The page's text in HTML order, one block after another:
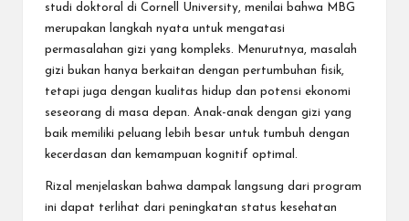
studi doktoral di Cornell University, menilai bahwa MBG
merupakan langkah nyata untuk mengatasi
permasalahan gizi yang kompleks. Menurutnya, masalah
gizi bukan hanya berkaitan dengan pertumbuhan fisik,
tetapi juga dengan kualitas hidup dan potensi ekonomi
seseorang di masa depan. Anak-anak dengan gizi yang
baik memiliki peluang lebih besar untuk tumbuh dengan
kecerdasan dan kemampuan kognitif optimal.
Rizal menjelaskan bahwa dampak langsung dari program
ini dapat terlihat dari peningkatan status kesehatan